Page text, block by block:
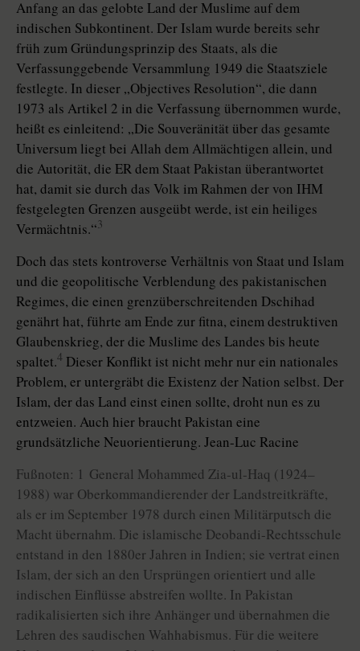
Anfang an das gelobte Land der Muslime auf dem
indischen Subkontinent. Der Islam wurde bereits sehr
früh zum Gründungsprinzip des Staats, als die
Verfassunggebende Versammlung 1949 die Staatsziele
festlegte. In dieser „Objectives Resolution“, die dann
1973 als Artikel 2 in die Verfassung übernommen wurde,
heißt es einleitend: „Die Souveränität über das gesamte
Universum liegt bei Allah dem Allmächtigen allein, und
die Autorität, die ER dem Staat Pakistan überantwortet
hat, damit sie durch das Volk im Rahmen der von IHM
festgelegten Grenzen ausgeübt werde, ist ein heiliges
Vermächtnis.“3
Doch das stets kontroverse Verhältnis von Staat und Islam
und die geopolitische Verblendung des pakistanischen
Regimes, die einen grenzüberschreitenden Dschihad
genährt hat, führte am Ende zur fitna, einem destruktiven
Glaubenskrieg, der die Muslime des Landes bis heute
spaltet.4 Dieser Konflikt ist nicht mehr nur ein nationales
Problem, er untergräbt die Existenz der Nation selbst. Der
Islam, der das Land einst einen sollte, droht nun es zu
entzweien. Auch hier braucht Pakistan eine
grundsätzliche Neuorientierung. Jean-Luc Racine
Fußnoten: 1 General Mohammed Zia-ul-Haq (1924–
1988) war Oberkommandierender der Landstreitkräfte,
als er im September 1978 durch einen Militärputsch die
Macht übernahm. Die islamische Deobandi-Rechtsschule
entstand in den 1880er Jahren in Indien; sie vertrat einen
Islam, der sich an den Ursprüngen orientiert und alle
indischen Einflüsse abstreifen wollte. In Pakistan
radikalisierten sich ihre Anhänger und übernahmen die
Lehren des saudischen Wahhabismus. Für die weitere